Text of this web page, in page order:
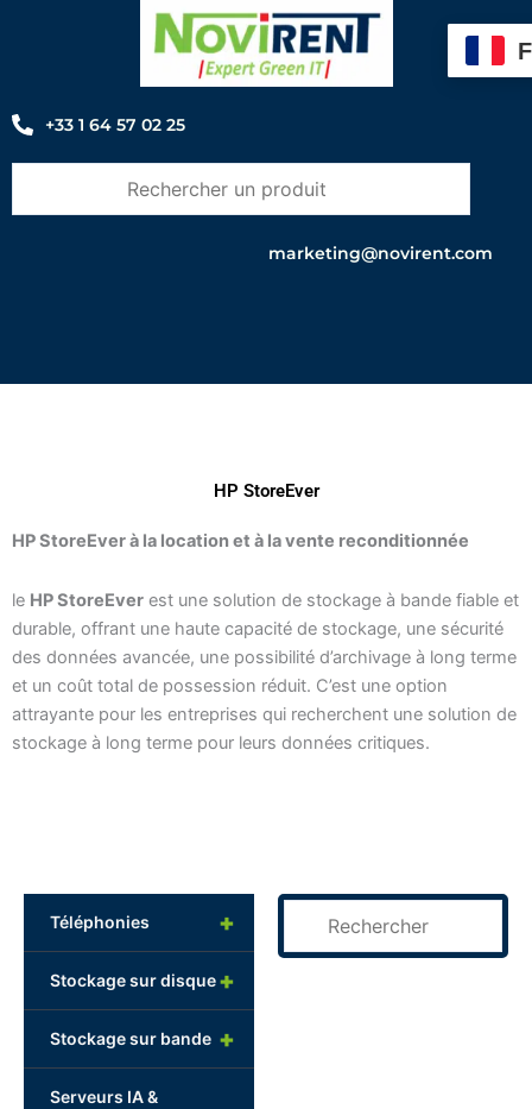
+33 1 64 57 02 25
marketing@novirent.com
HP StoreEver
HP StoreEver à la location et à la vente reconditionnée
le HP StoreEver est une solution de stockage à bande fiable et
durable, offrant une haute capacité de stockage, une sécurité
des données avancée, une possibilité d’archivage à long terme
et un coût total de possession réduit. C’est une option
attrayante pour les entreprises qui recherchent une solution de
stockage à long terme pour leurs données critiques.
+
Téléphonies
+
Stockage sur disque
+
Stockage sur bande
Serveurs IA &